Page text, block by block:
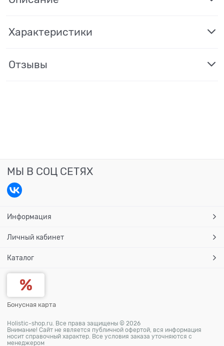
Характеристики
Отзывы
МЫ В СОЦ СЕТЯХ
Информация
Личный кабинет
Каталог
Бонусная карта
Holistic-shop.ru. Все права защищены © 2026
Внимание! Сайт не является публичной офертой, вся информация
носит справочный характер. Все условия заказа уточняются с
менеджером